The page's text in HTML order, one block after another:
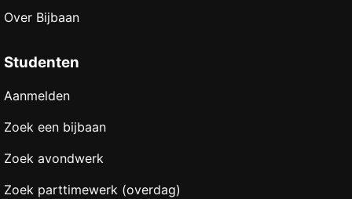
Over Bijbaan
Studenten
Aanmelden
Zoek een bijbaan
Zoek avondwerk
Zoek parttimewerk (overdag)